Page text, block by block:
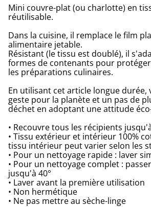
Mini couvre-plat (ou charlotte) en
réutilisable.
Dans la cuisine, il remplace le film
alimentaire jetable.
Résistant (le tissu est doublé), il
formes de contenants pour
les préparations culinaires.
En utilisant cet article longue durée,
geste pour la planète et un pas de
déchet en adoptant une attitude
• Recouvre tous les récipients
• Tissu extérieur et intérieur 100%
tissu intérieur peut varier selon les
• Pour un nettoyage rapide : laver
• Pour un nettoyage complet :
jusqu'à 40°
• Laver avant la première utilisation
• Non hermétique
• Ne pas mettre au sèche-linge